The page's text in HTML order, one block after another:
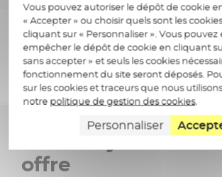
Valeur-ajoutée de
offre
Vous pouvez autoriser le dépôt de cookie
« Accepter » ou choisir quels sont les
cliquant sur « Personnaliser ». Vous
empêcher le dépôt de cookie en cliquant
sans accepter » et seuls les cookies
fonctionnement du site seront déposés.
sur les cookies et traceurs que nous
notre politique de gestion des cookies.
Personnaliser